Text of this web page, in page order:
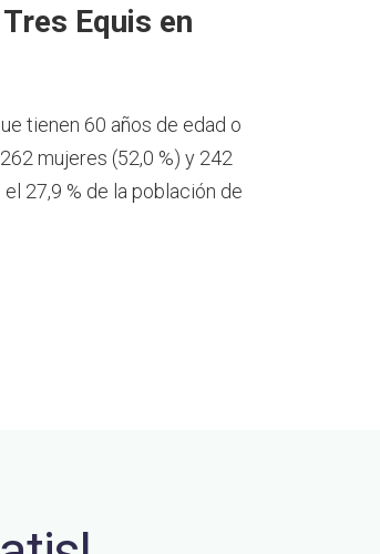
Equis en
tienen 60 años de edad o
mujeres (52,0 %) y 242
27,9 % de la población de